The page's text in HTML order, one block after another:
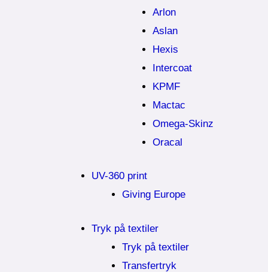
Arlon
Aslan
Hexis
Intercoat
KPMF
Mactac
Omega-Skinz
Oracal
UV-360 print
Giving Europe
Tryk på textiler
Tryk på textiler
Transfertryk